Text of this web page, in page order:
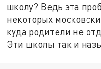
школу? Ведь эта
некоторых
куда родители не
Эти школы так и